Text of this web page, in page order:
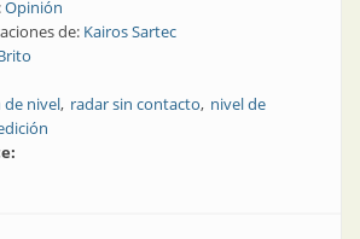
Opinión
de: Kairos Sartec
de nivel radar sin contacto nivel de